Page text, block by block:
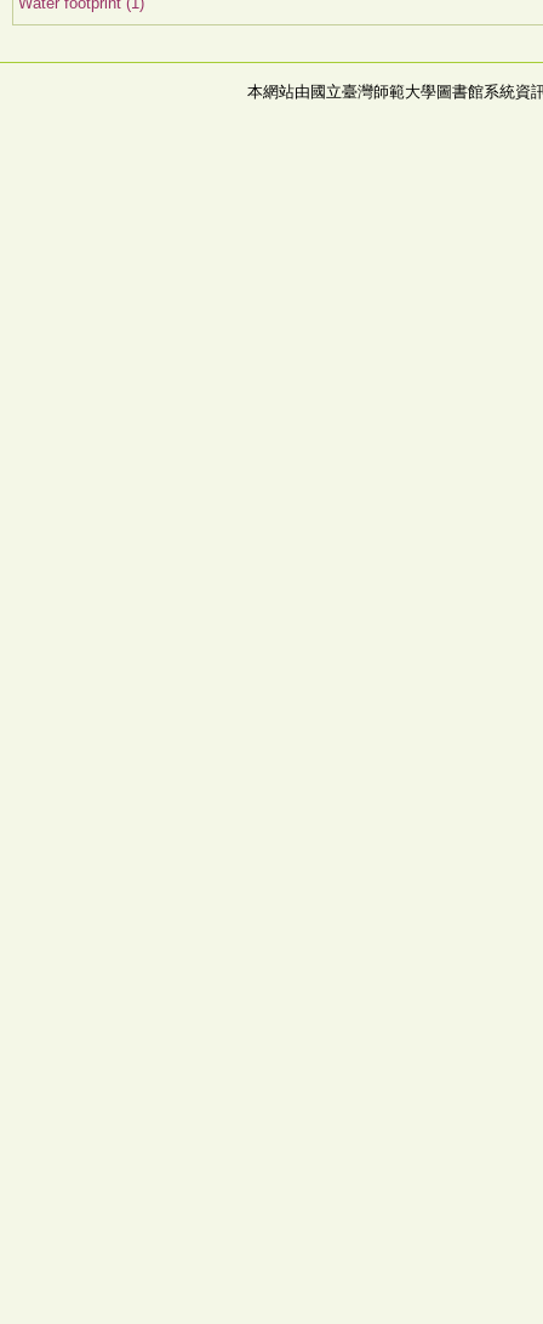
本網站由國立臺灣師範大學圖書館系統資